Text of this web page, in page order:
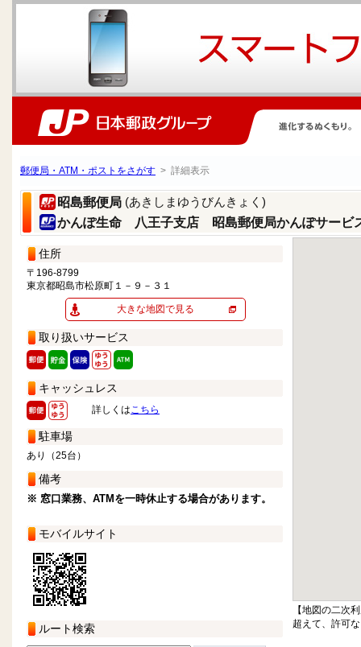
郵便局・ATM・ポストをさがす > 詳細表示
昭島郵便局 (あきしまゆうびんきょく)
かんぽ生命 八王子支店 昭島郵便局かんぽサービ
住所
〒196-8799
東京都昭島市松原町１－９－３１
大きな地図で見る
取り扱いサービス
キャッシュレス
詳しくはこちら
駐車場
あり（25台）
備考
※ 窓口業務、ATMを一時休止する場合があります。
モバイルサイト
ルート検索
【地図の二次
超えて、許可